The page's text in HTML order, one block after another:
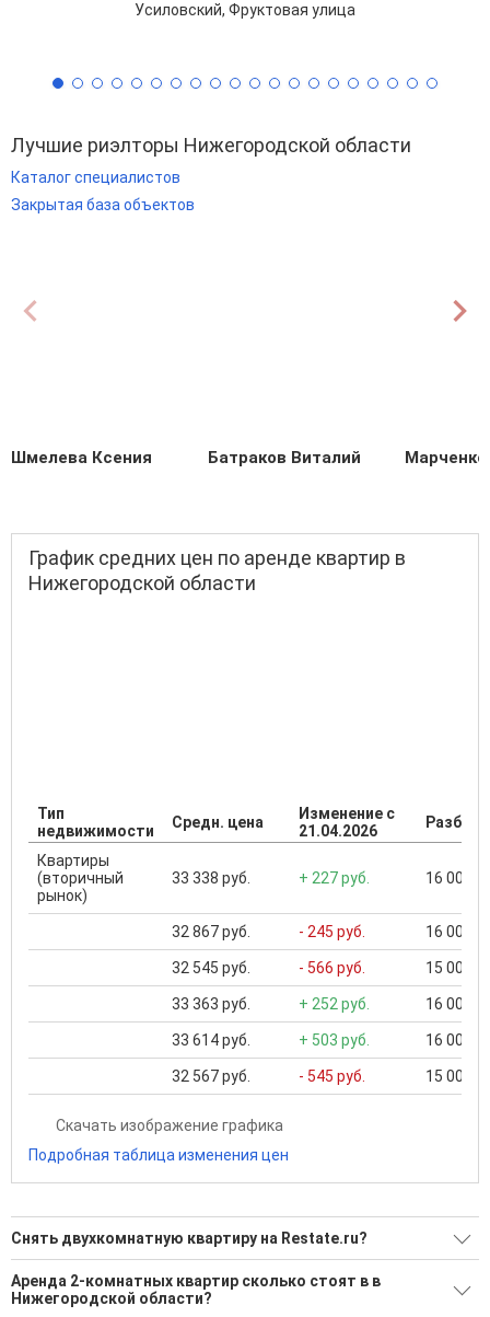
Усиловский, Фруктовая улица
Лучшие риэлторы Нижегородской области
Каталог специалистов
Закрытая база объектов
Шмелева Ксения Батраков Виталий
График средних цен по аренде квартир в
Нижегородской области
Тип
недвижимости
Средн. цена
Изменение с
21.04.2026
Квартиры
(вторичный
рынок)
33 338 руб. + 227 руб. 16 000
32 867 руб. - 245 руб. 16 000
32 545 руб. - 566 руб. 15 000
33 363 руб. + 252 руб. 16 000
33 614 руб. + 503 руб. 16 000
32 567 руб. - 545 руб. 15 000
Скачать изображение графика
Подробная таблица изменения цен
Снять двухкомнатную квартиру на Restate.ru?
Ищите, как Снять двухкомнатную квартиру?
684 актуальных и проверенных объявления
Аренда 2-комнатных квартир сколько стоят в в
Нижегородской области?